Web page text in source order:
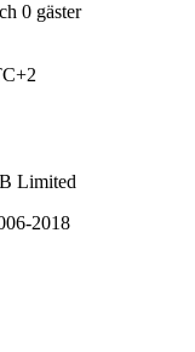
0 gäster
Limited
2018